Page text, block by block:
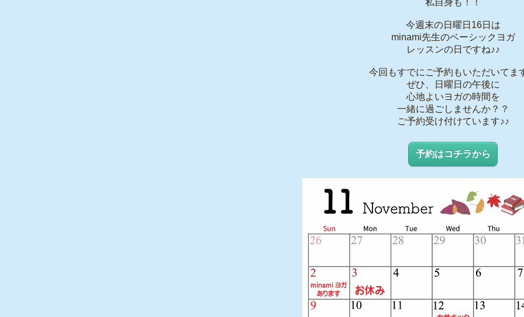
今週末の日曜日16日は
minami先生のベーシックヨガ
レッスンの日ですね♪♪
今回もすでにご予約もいただいてま
ぜひ、日曜日の午後に
心地よいヨガの時間を
一緒に過ごしませんか？？
ご予約受け付けています♪♪
予約はコチラから